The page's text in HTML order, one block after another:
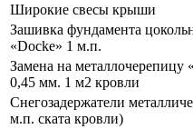
Широкие свесы крыши
Зашивка фундамента
«Docke» 1 м.п.
Замена на металлочерепицу
0,45 мм. 1 м2 кровли
Снегозадержатели
м.п. ската кровли)